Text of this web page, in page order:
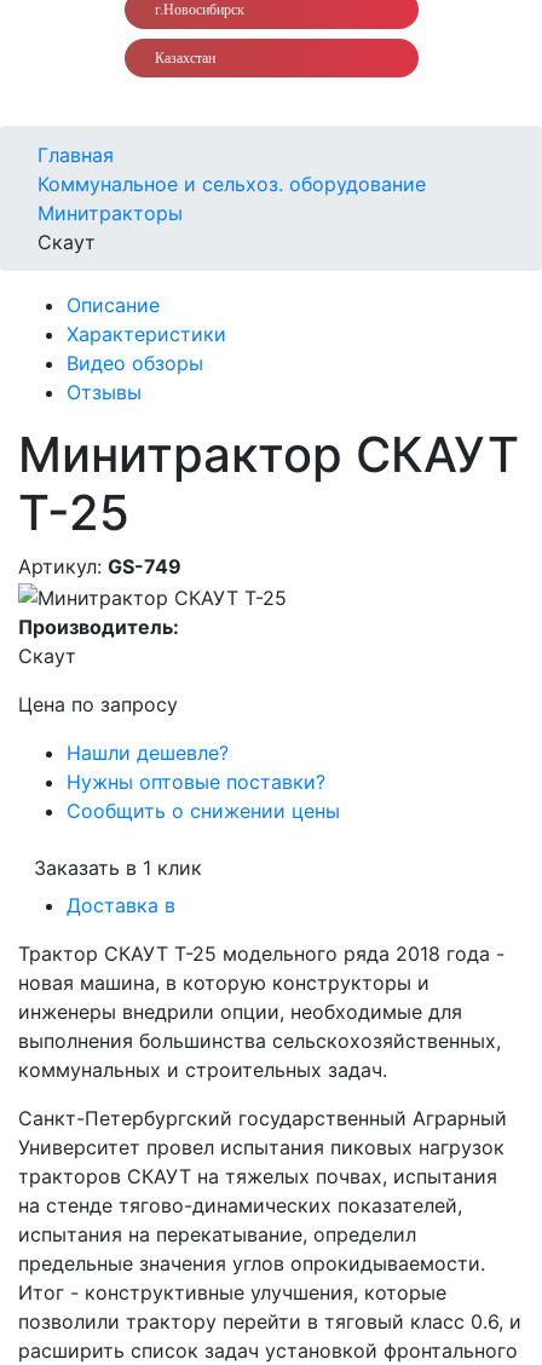
г.Новосибирск
Казахстан
Главная
Коммунальное и сельхоз. оборудование
Минитракторы
Скаут
Описание
Характеристики
Видео обзоры
Отзывы
Минитрактор СКАУТ
T-25
Артикул: GS-749
Производитель:
Скаут
Цена по запросу
Нашли дешевле?
Нужны оптовые поставки?
Сообщить о снижении цены
Заказать в 1 клик
Доставка в
Трактор СКАУТ T-25 модельного ряда 2018 года -
новая машина, в которую конструкторы и
инженеры внедрили опции, необходимые для
выполнения большинства сельскохозяйственных,
коммунальных и строительных задач.
Санкт-Петербургский государственный Аграрный
Университет провел испытания пиковых нагрузок
тракторов СКАУТ на тяжелых почвах, испытания
на стенде тягово-динамических показателей,
испытания на перекатывание, определил
предельные значения углов опрокидываемости.
Итог - конструктивные улучшения, которые
позволили трактору перейти в тяговый класс 0.6, и
расширить список задач установкой фронтального